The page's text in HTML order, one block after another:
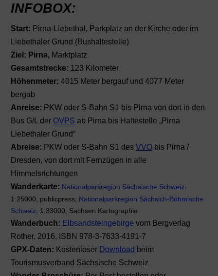
INFOBOX:
Start: Pirna-Liebethal, Parkplatz an der Kirche oder im
Liebethaler Grund (Bushaltestelle)
Ziel : Pirna,Marktplatz
Gesamtstrecke: 123 Kilometer
Höhenmeter: 4015 Meter bergauf und 4077 Meter
bergab
Anreise: PKW oder S-Bahn S1 bis Pirna von dort in den
Bus G/L der OVPS ab Pirna bis Haltestelle „Pirna
Liebethaler Grund“
Abreise: PKW oder S-Bahn S1 des VVObis Pirna /
Dresden, von dort mit Fernzügen in alle
Himmelsrichtungen
Wanderkarte: Nationalparkregion Sächsische Schweiz,
1:25000, publicpress; Nationalparkregion Sächsich-Böhmische
Schweiz, 1:33000, Sachsen Kartographie
Wanderbuch: Elbsandsteingebirge vom Bergverlag
Rother, 2016, ISBN 978-3-7633-4191-7
GPX-Daten: Kostenloser Download beim
Tourismusverband Sächsische Schweiz